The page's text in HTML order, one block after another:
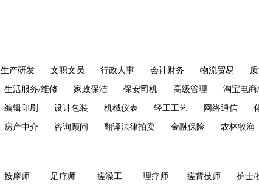
生产研发 文职文员 行政人事 会计财务 物流贸易
生活服务/维修 家政保洁 保安司机 高级管理 淘宝电商
编辑印刷 设计包装 机械仪表 轻工工艺 网络通信
房产中介 咨询顾问 翻译法律拍卖 金融保险 农林牧渔
按摩师 足疗师 搓澡工 理疗师 搓背技师 护士/